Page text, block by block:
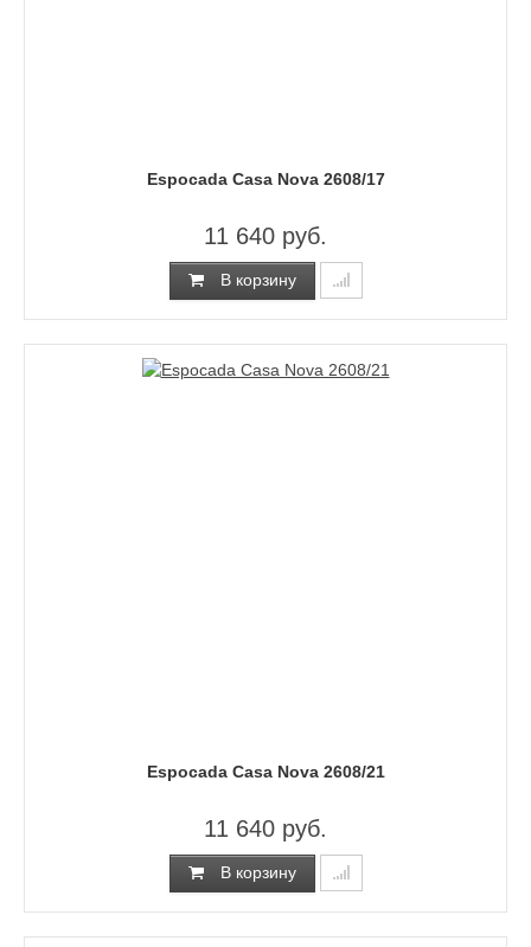
Espocada Casa Nova 2608/17
11 640 руб.
В корзину
Espocada Casa Nova 2608/21
11 640 руб.
В корзину